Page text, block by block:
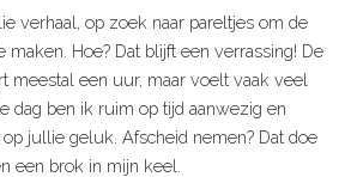
verhaal, op zoek naar pareltjes om de
maken. Hoe? Dat blijft een verrassing! De
meestal een uur, maar voelt vaak veel
dag ben ik ruim op tijd aanwezig en
jullie geluk. Afscheid nemen? Dat doe
een brok in mijn keel.